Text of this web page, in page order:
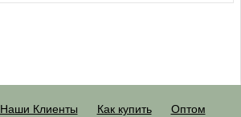
Наши Клиенты Как купить
Оптом